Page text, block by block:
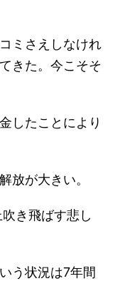
ミさえしなけれ
きた。今こそそ
したことにより
放が大きい。
き飛ばす悲し
う状況は7年間